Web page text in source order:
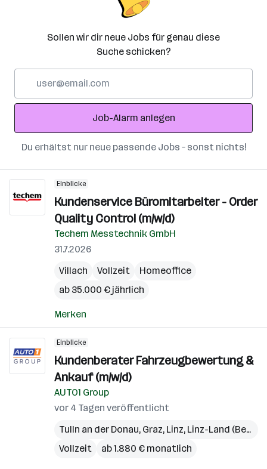
Sollen wir dir neue Jobs für genau diese
Suche schicken?
Adresse
Job-Alarm anlegen
Du erhältst nur neue passende Jobs – sonst nichts!
Einblicke
Kundenservice Büromitarbeiter - Order
Quality Control (m/w/d)
Techem Messtechnik GmbH
31.7.2026
Villach
Vollzeit
Homeoffice
ab 35.000 € jährlich
Merken
Einblicke
Kundenberater Fahrzeugbewertung &
Ankauf (m/w/d)
AUTO1 Group
vor 4 Tagen veröffentlicht
Tulln an der Donau, Graz, Linz, Linz-Land (Bezirk)
Vollzeit
ab 1.880 € monatlich